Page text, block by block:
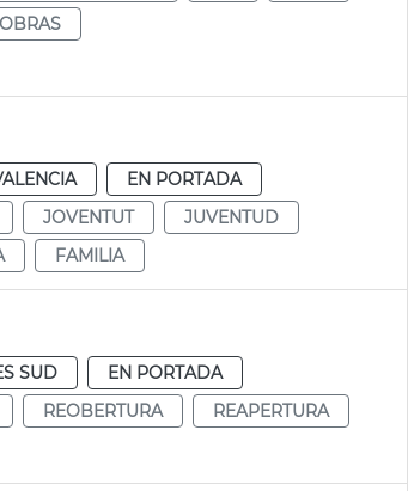
EN PORTADA
JOVENTUT
JUVENTUD
FAMILIA
SUD
EN PORTADA
REOBERTURA
REAPERTURA